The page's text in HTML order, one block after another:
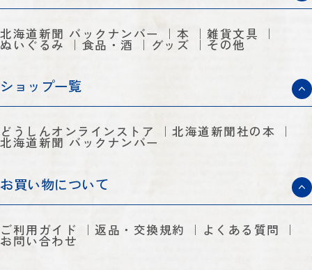
北海道新聞 バックナンバー 本 雑貨文具
ぬいぐるみ 食品・酒 グッズ その他
ショップ一覧
どうしんオンラインストア 北海道新聞社の本
北海道新聞 バックナンバー
お買い物について
ご利用ガイド 返品・交換規約 よくある質問
お問い合わせ